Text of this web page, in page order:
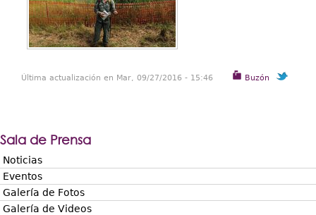
Buzón
Última actualización en Mar, 09/27/2016 - 15:46
Sala de Prensa
Noticias
Eventos
Galería de Fotos
Galería de Videos